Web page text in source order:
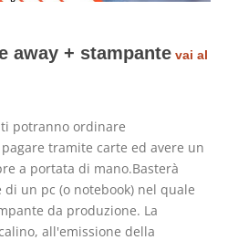
away + stampante vai al
potranno ordinare
tramite carte ed avere un
a portata di mano.Basterà
un pc (o notebook) nel quale
da produzione. La
all'emissione della